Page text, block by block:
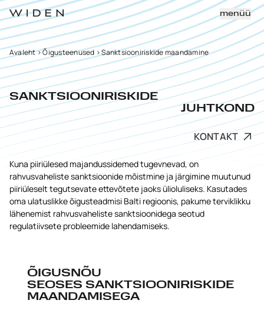
menüü
Avaleht>Õigusteenused >Sanktsiooniriskide maandamine
SANKTSIOONIRISKIDE
JUHTKOND
KONTAKT
Kuna piiriülesed majandussidemed tugevnevad, on
rahvusvaheliste sanktsioonide mõistmine ja järgimine muutunud
piiriüleselt tegutsevate ettevõtete jaoks ülioluliseks. Kasutades
oma ulatuslikke õigusteadmisi Balti regioonis, pakume terviklikku
lähenemist rahvusvaheliste sanktsioonidega seotud
regulatiivsete probleemide lahendamiseks.
ÕIGUSNÕU
SEOSES SANKTSIOONIRISKIDE
MAANDAMISEGA